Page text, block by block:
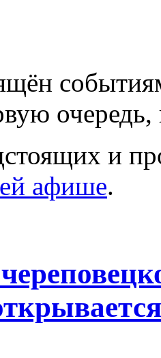
очередь,
и
афише.